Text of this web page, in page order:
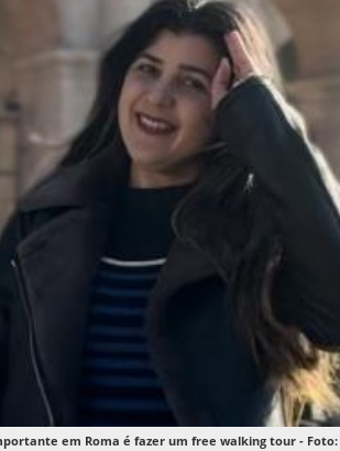
em Roma é fazer um free walking tour - Foto: